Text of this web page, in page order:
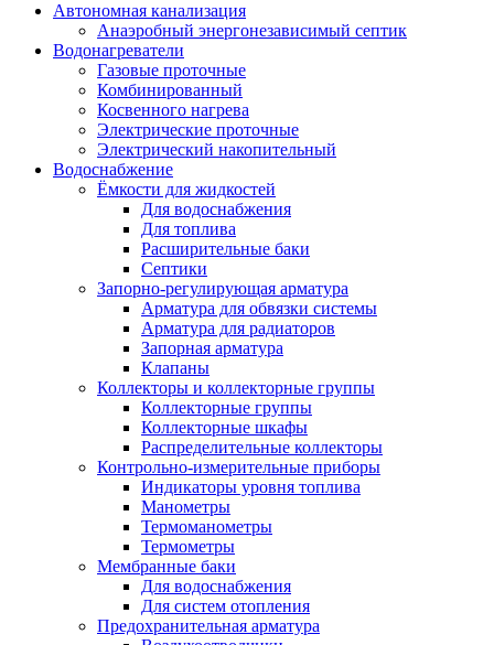
Автономная канализация
Анаэробный энергонезависимый септик
Водонагреватели
Газовые проточные
Комбинированный
Косвенного нагрева
Электрические проточные
Электрический накопительный
Водоснабжение
Ёмкости для жидкостей
Для водоснабжения
Для топлива
Расширительные баки
Септики
Запорно-регулирующая арматура
Арматура для обвязки системы
Арматура для радиаторов
Запорная арматура
Клапаны
Коллекторы и коллекторные группы
Коллекторные группы
Коллекторные шкафы
Распределительные коллекторы
Контрольно-измерительные приборы
Индикаторы уровня топлива
Манометры
Термоманометры
Термометры
Мембранные баки
Для водоснабжения
Для систем отопления
Предохранительная арматура